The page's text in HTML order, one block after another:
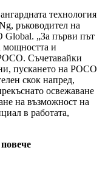
технология
ръководител на
Global. „За първи път
мощността и
Съчетавайки
пускането на POCO
скок напред,
освежаване
на възможност на
в работата,